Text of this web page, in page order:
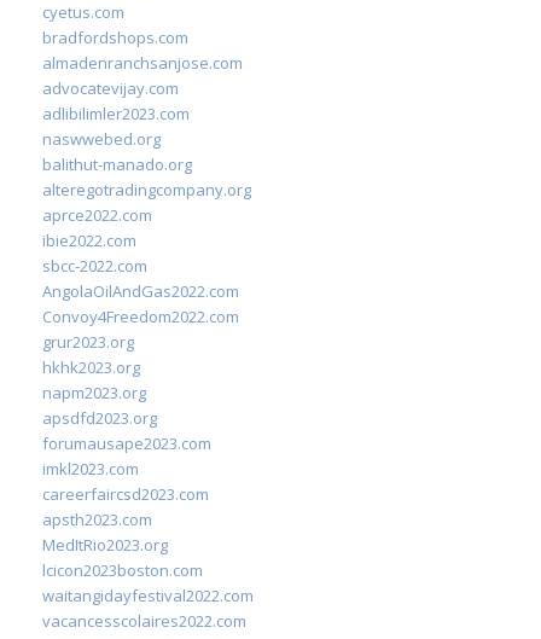
cyetus.com
bradfordshops.com
almadenranchsanjose.com
advocatevijay.com
adlibilimler2023.com
naswwebed.org
balithut-manado.org
alteregotradingcompany.org
aprce2022.com
ibie2022.com
sbcc-2022.com
AngolaOilAndGas2022.com
Convoy4Freedom2022.com
grur2023.org
hkhk2023.org
napm2023.org
apsdfd2023.org
forumausape2023.com
imkl2023.com
careerfaircsd2023.com
apsth2023.com
MedItRio2023.org
lcicon2023boston.com
waitangidayfestival2022.com
vacancesscolaires2022.com